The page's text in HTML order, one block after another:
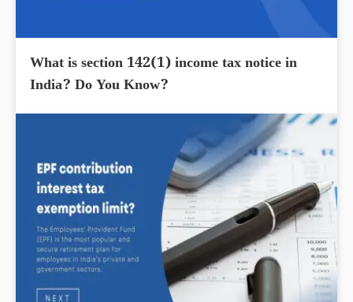
What is section 142(1) income tax notice in
India? Do You Know?